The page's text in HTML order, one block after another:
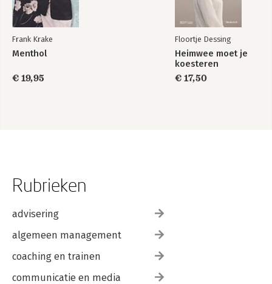
Frank Krake
Menthol
€ 19,95
Floortje Dessing
Heimwee moet je
koesteren
€ 17,50
Rubrieken
advisering
algemeen management
coaching en trainen
communicatie en media